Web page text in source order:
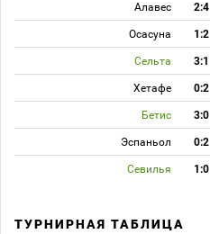
Алавес 2:4
Осасуна 1:2
Сельта 3:1
Хетафе 0:2
Бетис 3:0
Эспаньол 0:2
Севилья 1:0
ТУРНИРНАЯ ТАБЛИЦА